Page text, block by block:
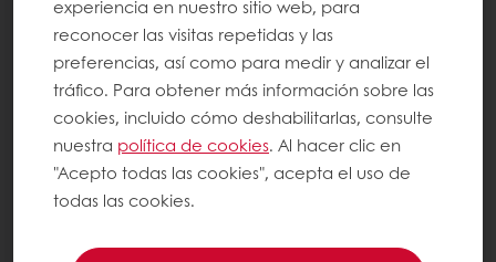
experiencia en nuestro sitio web, para
reconocer las visitas repetidas y las
preferencias, así como para medir y analizar el
tráfico. Para obtener más información sobre las
cookies, incluido cómo deshabilitarlas, consulte
nuestra política de cookies. Al hacer clic en
"Acepto todas las cookies", acepta el uso de
todas las cookies.